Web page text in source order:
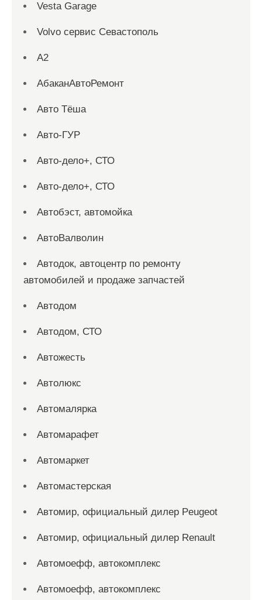
Vesta Garage
Volvo сервис Севастополь
А2
АбаканАвтоРемонт
Авто Тёша
Авто-ГУР
Авто-дело+, СТО
Авто-дело+, СТО
Автобэст, автомойка
АвтоВалволин
Автодок, автоцентр по ремонту
автомобилей и продаже запчастей
Автодом
Автодом, СТО
Автожесть
Автолюкс
Автомалярка
Автомарафет
Автомаркет
Автомастерская
Автомир, официальный дилер Peugeot
Автомир, официальный дилер Renault
Автомоефф, автокомплекс
Автомоефф, автокомплекс